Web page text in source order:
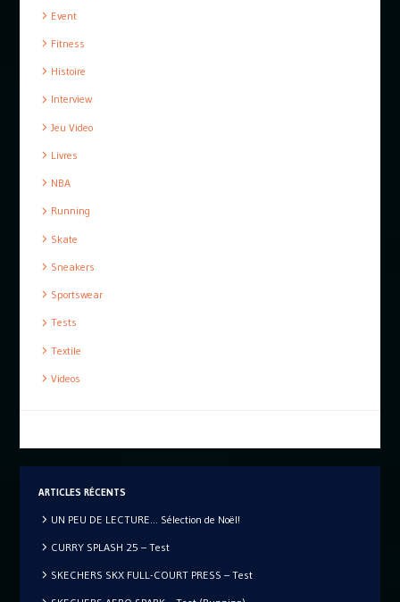
Event
Fitness
Histoire
Interview
Jeu Video
Livres
NBA
Running
Skate
Sneakers
Sportswear
Tests
Textile
Videos
ARTICLES RÉCENTS
UN PEU DE LECTURE… Sélection de Noël!
CURRY SPLASH 25 – Test
SKECHERS SKX FULL-COURT PRESS – Test